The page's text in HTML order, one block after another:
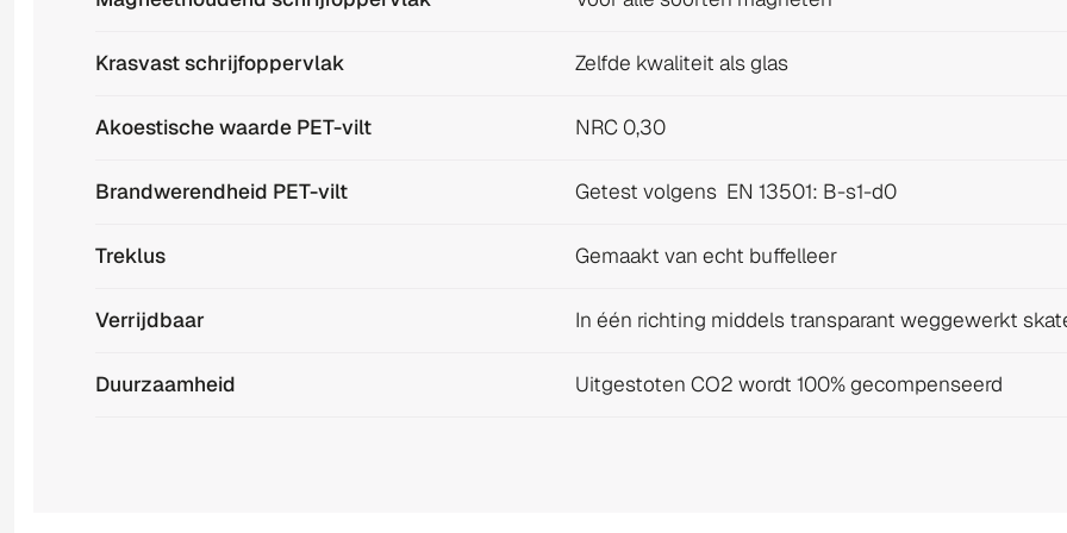
Krasvast schrijfoppervlak Zelfde kwaliteit als glas
Akoestische waarde PET-vilt NRC 0,30
Brandwerendheid PET-vilt Getest volgens EN 13501: B-s1-d0
Treklus Gemaakt van echt buffelleer
Verrijdbaar In één richting middels transparant weggewerkt
Duurzaamheid Uitgestoten CO2 wordt 100% gecompenseerd